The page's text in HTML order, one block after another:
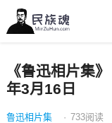
《鲁迅相片集
年3月16日
鲁迅相片集 · 733阅读